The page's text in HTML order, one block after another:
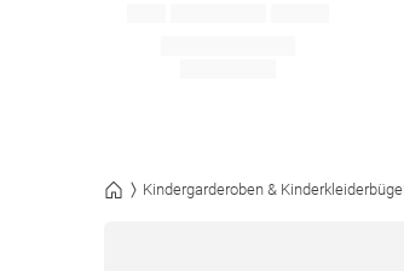
Kindergarderoben & Kinderkleiderbügel